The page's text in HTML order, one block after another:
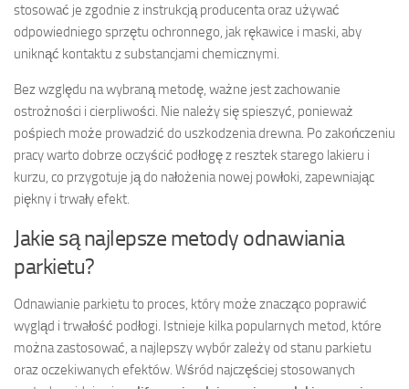
stosować je zgodnie z instrukcją producenta oraz używać
odpowiedniego sprzętu ochronnego, jak rękawice i maski, aby
uniknąć kontaktu z substancjami chemicznymi.
Bez względu na wybraną metodę, ważne jest zachowanie
ostrożności i cierpliwości. Nie należy się spieszyć, ponieważ
pośpiech może prowadzić do uszkodzenia drewna. Po zakończeniu
pracy warto dobrze oczyścić podłogę z resztek starego lakieru i
kurzu, co przygotuje ją do nałożenia nowej powłoki, zapewniając
piękny i trwały efekt.
Jakie są najlepsze metody odnawiania
parkietu?
Odnawianie parkietu to proces, który może znacząco poprawić
wygląd i trwałość podłogi. Istnieje kilka popularnych metod, które
można zastosować, a najlepszy wybór zależy od stanu parkietu
oraz oczekiwanych efektów. Wśród najczęściej stosowanych